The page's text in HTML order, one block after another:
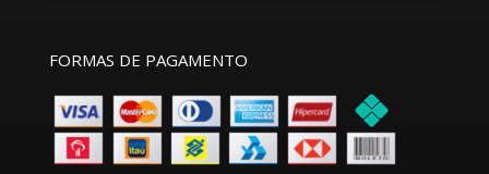
FORMAS DE PAGAMENTO